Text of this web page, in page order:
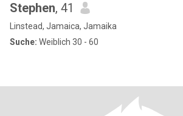
Stephen, 41
Linstead, Jamaica, Jamaika
Suche: Weiblich 30 - 60